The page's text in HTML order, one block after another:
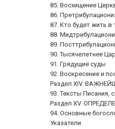
85. Восхищение
86.
87. Кто будет жить
88.
89.
90. Тысячелетнее
91. Грядущие суды
92. Воскресение и
Раздел XIV.
93. Тексты Писания,
Раздел XV.
94. Основные
Указатели